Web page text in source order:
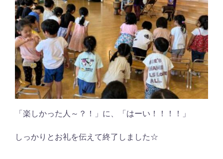
「楽しかった人～？！」に、「はーい！！！！」
しっかりとお礼を伝えて終了しました☆